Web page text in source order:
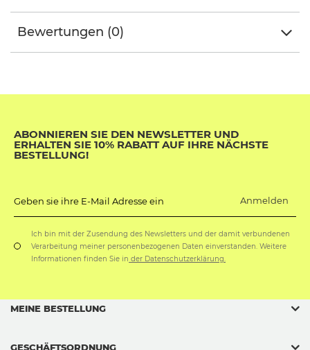
Bewertungen (0)
ABONNIEREN SIE DEN NEWSLETTER UND
ERHALTEN SIE 10% RABATT AUF IHRE NÄCHSTE
BESTELLUNG!
Geben sie ihre E-Mail Adresse ein Anmelden
Ich bin mit der Zusendung des Newsletters und der damit verbundenen
Verarbeitung meiner personenbezogenen Daten einverstanden. Weitere
Informationen finden Sie in der Datenschutzerklärung.
MEINE BESTELLUNG
GESCHÄFTSORDNUNG